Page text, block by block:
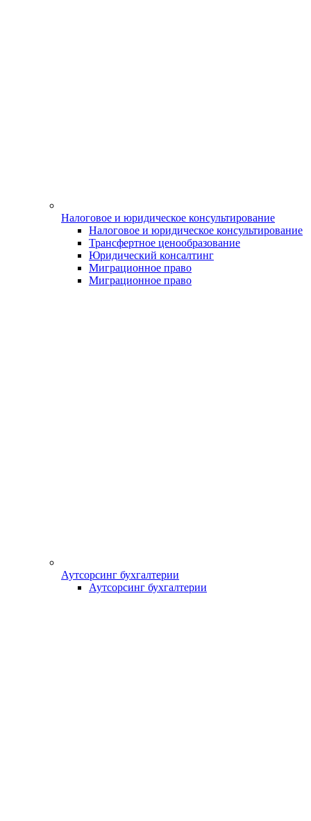
Налоговое и юридическое консультирование
Налоговое и юридическое консультирование
Трансфертное ценообразование
Юридический консалтинг
Миграционное право
Миграционное право
Аутсорсинг бухгалтерии
Аутсорсинг бухгалтерии